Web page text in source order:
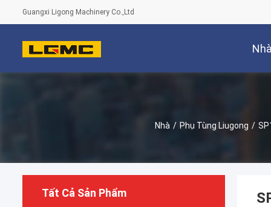
Guangxi Ligong Machinery Co.,Ltd
Nhà
Nhà / Phụ Tùng Liugong /
Tất Cả Sản Phẩm